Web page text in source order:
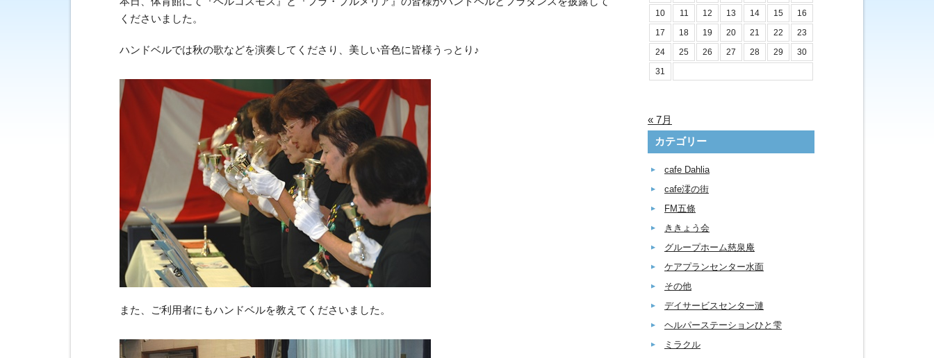
くださいました。
ハンドベルでは秋の歌などを演奏してくださり、美しい音色に皆様うっとり♪
また、ご利用者にもハンドベルを教えてくださいました。
10 11 12 13 14 15
16
17
18 19 20 21 22
23
24
25 26 27 28 29
30
31
« 7月
カテゴリー
cafe Dahlia
cafe澪の街
FM五條
ききょう会
グループホーム慈泉庵
ケアプランセンター水面
その他
デイサービスセンター漣
ヘルパーステーションひと雫
ミラクル